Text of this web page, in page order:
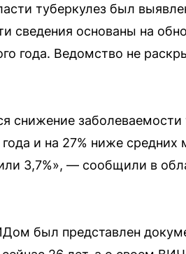
туберкулез был
сведения основаны на
года. Ведомство не
снижение
и на 27% ниже средних
3,7%», — сообщили в
был представлен